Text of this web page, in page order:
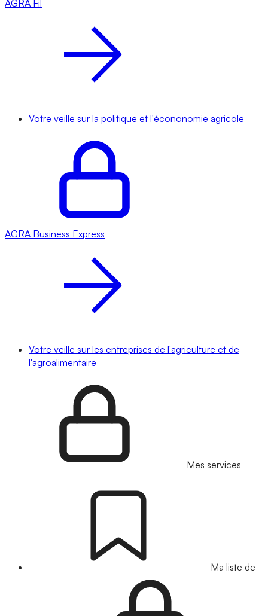
AGRA Fil
Votre veille sur la politique et l'écononomie agricole
AGRA Business Express
Votre veille sur les entreprises de l'agriculture et de
l'agroalimentaire
Mes services
Ma liste de